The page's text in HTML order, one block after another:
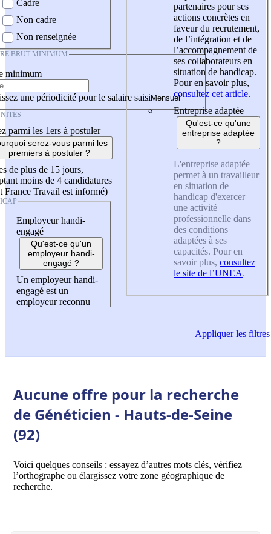
Cadre
Non cadre
Non renseignée
BRUT MINIMUM
minimum
une périodicité pour le salaire saisi
parmi les 1ers à postuler
serez-vous parmi les
premiers à postuler ?
de plus de 15 jours,
moins de 4 candidatures
France Travail est informé)
Employeur handi-
engagé
Qu'est-ce qu'un
employeur handi-
engagé ?
Un employeur handi-
engagé est un
employeur reconnu
partenaires pour ses
actions concrètes en
faveur du recrutement,
de l’intégration et de
l’accompagnement de
ses collaborateurs en
situation de handicap.
Pour en savoir plus,
consultez cet article.
Entreprise adaptée
Qu'est-ce qu'une
entreprise adaptée
?
L'entreprise adaptée
permet à un travailleur
en situation de
handicap d'exercer
une activité
professionnelle dans
des conditions
adaptées à ses
capacités. Pour en
savoir plus, consultez
le site de l’UNEA.
Appliquerles filtres
Aucune offre pour la recherche
de Généticien - Hauts-de-Seine
(92)
Voici quelques conseils : essayez d’autres mots clés, vérifiez
l’orthographe ou élargissez votre zone géographique de
recherche.